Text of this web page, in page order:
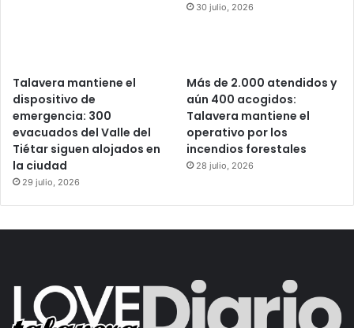
30 julio, 2026
Talavera mantiene el
dispositivo de
emergencia: 300
evacuados del Valle del
Tiétar siguen alojados en
la ciudad
29 julio, 2026
Más de 2.000 atendidos y
aún 400 acogidos:
Talavera mantiene el
operativo por los
incendios forestales
28 julio, 2026